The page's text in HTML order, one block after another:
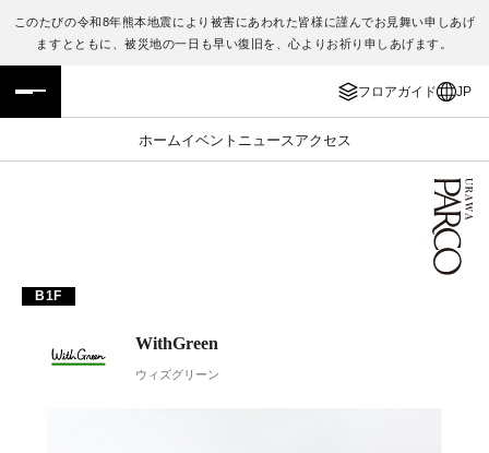
このたびの令和8年熊本地震により被害にあわれた皆様に謹んでお見舞い申しあげ
ますとともに、被災地の一日も早い復旧を、心よりお祈り申しあげます。
フロアガイド JP
ホームイベント ニュース アクセス
フロアガイド
施設案内・アクセス
ENGLISH
繁体字
B1F
WithGreen
ウィズグリーン